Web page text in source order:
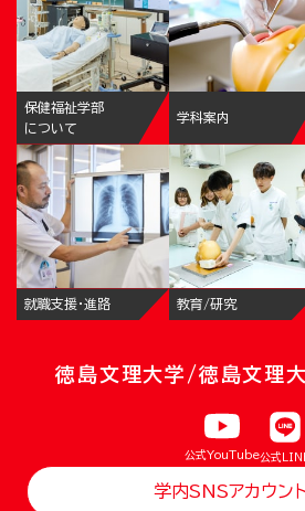
保健福祉学部
について
学科案内
就職支援・進路 教育/研究
徳島文理大学/徳島文理
公式YouTube公式
学内SNSアカウン